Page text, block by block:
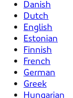
Danish
Dutch
English
Estonian
Finnish
French
German
Greek
Hungarian